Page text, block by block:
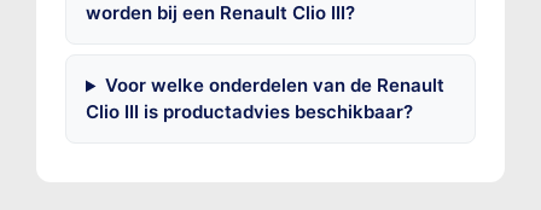
worden bij een Renault Clio III?
Voor welke onderdelen van de Renault
Clio III is productadvies beschikbaar?